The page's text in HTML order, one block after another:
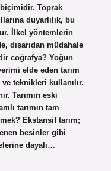
Toprak
duyarlılık, bu
İlkel yöntemlerin
dışarıdan müdahale
coğrafya? Yoğun
elde eden tarım
teknikleri kullanılır.
Tarımın eski
tarımın tam
Ekstansif tarım;
besinler gibi
dayalı…